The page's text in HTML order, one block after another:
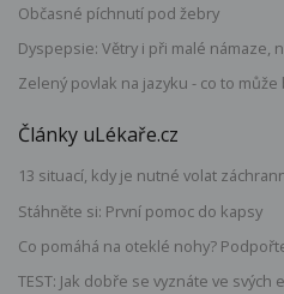
Občasné píchnutí pod žebry
Dyspepsie: Větry i při malé námaze,
Zelený povlak na jazyku - co to může
Články uLékaře.cz
13 situací, kdy je nutné volat
Stáhněte si: První pomoc do kapsy
Co pomáhá na oteklé nohy?
TEST: Jak dobře se vyznáte ve svých